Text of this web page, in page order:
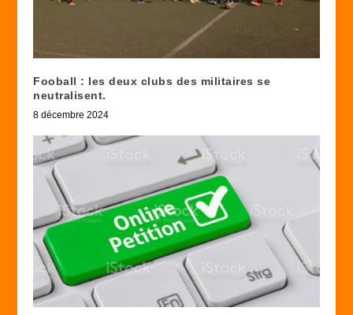
Fooball : les deux clubs des militaires se
neutralisent.
8 décembre 2024